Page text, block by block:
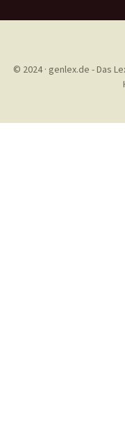
© 2024 · genlex.de - Das